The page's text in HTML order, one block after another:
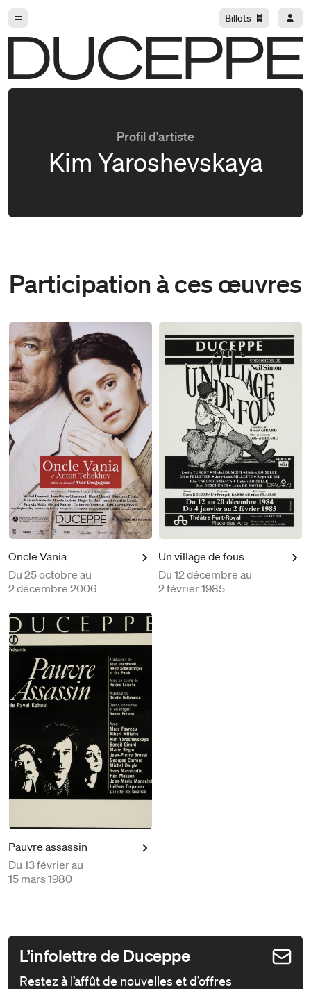
Billets
Profil d'artiste
Kim Yaroshevskaya
Participation à ces œuvres
Oncle Vania
Du 25 octobre au
2 décembre 2006
Un village de fous
Du 12 décembre au
2 février 1985
Pauvre assassin
Du 13 février au
15 mars 1980
L’infolettre de Duceppe
Restez à l’affût de nouvelles et d’offres